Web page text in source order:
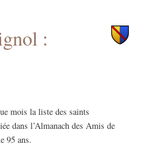
:
mois la liste des saints
dans l’Almanach des Amis de
95 ans.